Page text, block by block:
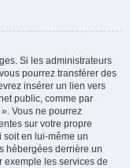
Si les administrateurs
pourrez transférer des
insérer un lien vers
public, comme par
Vous ne pourrez
sur votre propre
en lui-même un
hébergées derrière un
exemple les services de